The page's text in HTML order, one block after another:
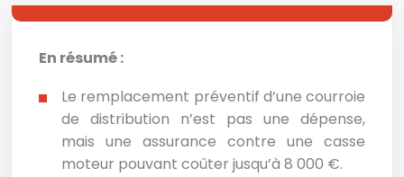
En résumé :
Le remplacement préventif d’une courroie
de distribution n’est pas une dépense,
mais une assurance contre une casse
moteur pouvant coûter jusqu’à 8 000 €.